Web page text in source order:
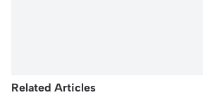
Related Articles